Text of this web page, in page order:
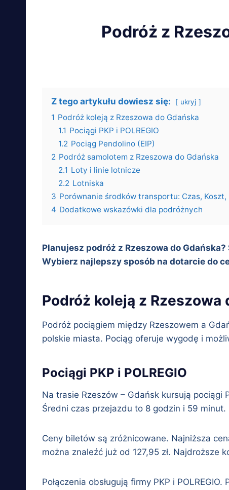
Podróż z
Z tego artykułu dowiesz się: ukryj
1 Podróż koleją z Rzeszowa do Gdańska
1.1 Pociągi PKP i POLREGIO
1.2 Pociąg Pendolino (EIP)
2 Podróż samolotem z Rzeszowa do Gdańska
2.1 Loty i linie lotnicze
2.2 Lotniska
3 Porównanie środków transportu: Czas, Koszt,
4 Dodatkowe wskazówki dla podróżnych
Planujesz podróż z Rzeszowa do
Wybierz najlepszy sposób na dotarcie do
Podróż koleją z Rzeszowa
Podróż pociągiem między Rzeszowem a
polskie miasta. Pociąg oferuje wygodę i
Pociągi PKP i POLREGIO
Na trasie Rzeszów – Gdańsk kursują pociągi
Średni czas przejazdu to 8 godzin i 59 minut.
Ceny biletów są zróżnicowane. Najniższa
można znaleźć już od 127,95 zł. Najdroższe
Połączenia obsługują firmy PKP i